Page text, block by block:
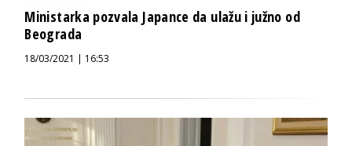
Ministarka pozvala Japance da ulažu i južno od
Beograda
18/03/2021 | 16:53